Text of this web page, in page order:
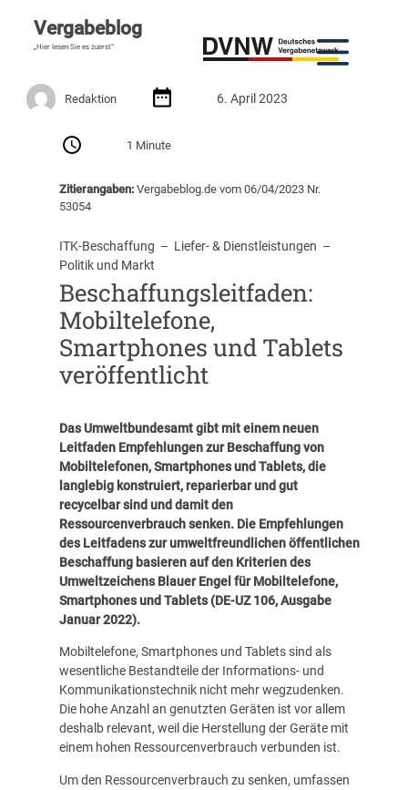
Vergabeblog
„Hier lesen Sie es zuerst“
Redaktion 6. April 2023
1 Minute
Zitierangaben:Vergabeblog.de vom 06/04/2023 Nr.
53054
ITK-Beschaffung
  –
Liefer- & Dienstleistungen
Politik und Markt
Beschaffungsleitfaden:
Mobiltelefone,
Smartphones und Tablets
veröffentlicht
Das Umweltbundesamt gibt mit einem neuen
Leitfaden Empfehlungen zur Beschaffung von
Mobiltelefonen, Smartphones und Tablets, die
langlebig konstruiert, reparierbar und gut
recycelbar sind und damit den
Ressourcenverbrauch senken. Die Empfehlungen
des Leitfadens zur umweltfreundlichen öffentlichen
Beschaffung basieren auf den Kriterien des
Umweltzeichens Blauer Engel für Mobiltelefone,
Smartphones und Tablets (DE-UZ 106, Ausgabe
Januar 2022).
Mobiltelefone, Smartphones und Tablets sind als
wesentliche Bestandteile der Informations- und
Kommunikationstechnik nicht mehr wegzudenken.
Die hohe Anzahl an genutzten Geräten ist vor allem
deshalb relevant, weil die Herstellung der Geräte mit
einem hohen Ressourcenverbrauch verbunden ist.
Um den Ressourcenverbrauch zu senken, umfassen